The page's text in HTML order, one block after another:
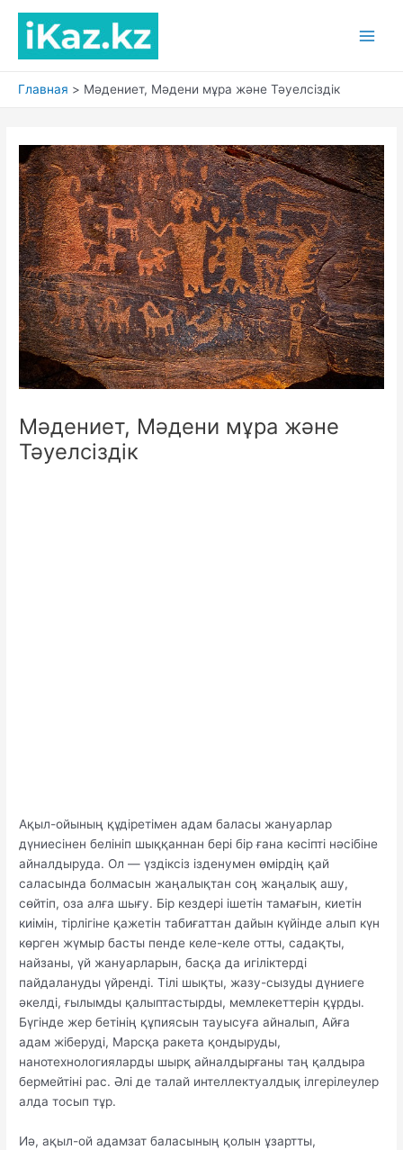
содержимому
Главная Мәдениет, Мәдени мұра және Тәуелсіздік
Мәдениет, Мәдени мұра және
Тәуелсіздік
Ақыл-ойының құдіретімен адам баласы жануарлар
дүниесінен белініп шыққаннан бері бір ғана кәсіпті нәсібіне
айналдыруда. Ол — үздіксіз ізденумен өмірдің қай
саласында болмасын жаңалықтан соң жаңалық ашу,
сөйтіп, оза алға шығу. Бір кездері ішетін тамағын, киетін
киімін, тірлігіне қажетін табиғаттан дайын күйінде алып күн
көрген жүмыр басты пенде келе-келе отты, садақты,
найзаны, үй жануарларын, басқа да игіліктерді
пайдалануды үйренді. Тілі шықты, жазу-сызуды дүниеге
әкелді, ғылымды қалыптастырды, мемлекеттерін құрды.
Бүгінде жер бетінің құпиясын тауысуға айналып, Айға
адам жіберуді, Марсқа ракета қондыруды,
нанотехнологияларды шырқ айналдырғаны таң қалдыра
бермейтіні рас. Әлі де талай интеллектуалдық ілгерілеулер
алда тосып тұр.
Иә, ақыл-ой адамзат баласының қолын ұзартты,